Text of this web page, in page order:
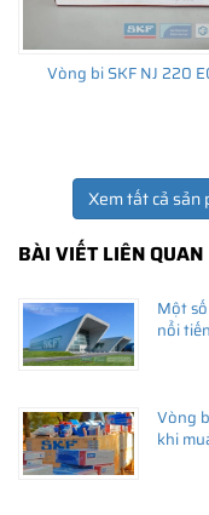
Vòng bi SKF NJ 220
Xem tất cả sản
BÀI VIẾT LIÊN QUAN
Một
nổi
Vòng
khi